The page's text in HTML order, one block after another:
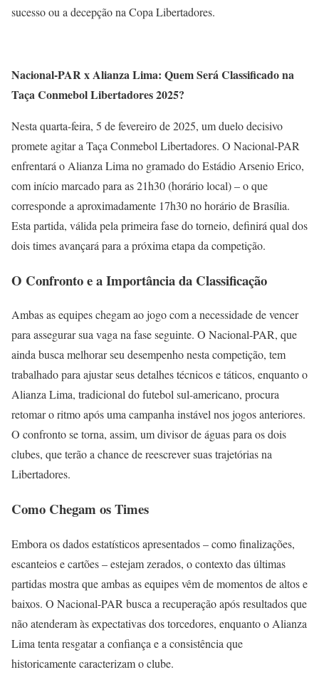
sucesso ou a decepção na Copa Libertadores.
Nacional-PAR x Alianza Lima: Quem Será Classificado na
Taça Conmebol Libertadores 2025?
Nesta quarta-feira, 5 de fevereiro de 2025, um duelo decisivo
promete agitar a Taça Conmebol Libertadores. O Nacional-PAR
enfrentará o Alianza Lima no gramado do Estádio Arsenio Erico,
com início marcado para as 21h30 (horário local) – o que
corresponde a aproximadamente 17h30 no horário de Brasília.
Esta partida, válida pela primeira fase do torneio, definirá qual dos
dois times avançará para a próxima etapa da competição.
O Confronto e a Importância da Classificação
Ambas as equipes chegam ao jogo com a necessidade de vencer
para assegurar sua vaga na fase seguinte. O Nacional-PAR, que
ainda busca melhorar seu desempenho nesta competição, tem
trabalhado para ajustar seus detalhes técnicos e táticos, enquanto o
Alianza Lima, tradicional do futebol sul-americano, procura
retomar o ritmo após uma campanha instável nos jogos anteriores.
O confronto se torna, assim, um divisor de águas para os dois
clubes, que terão a chance de reescrever suas trajetórias na
Libertadores.
Como Chegam os Times
Embora os dados estatísticos apresentados – como finalizações,
escanteios e cartões – estejam zerados, o contexto das últimas
partidas mostra que ambas as equipes vêm de momentos de altos e
baixos. O Nacional-PAR busca a recuperação após resultados que
não atenderam às expectativas dos torcedores, enquanto o Alianza
Lima tenta resgatar a confiança e a consistência que
historicamente caracterizam o clube.